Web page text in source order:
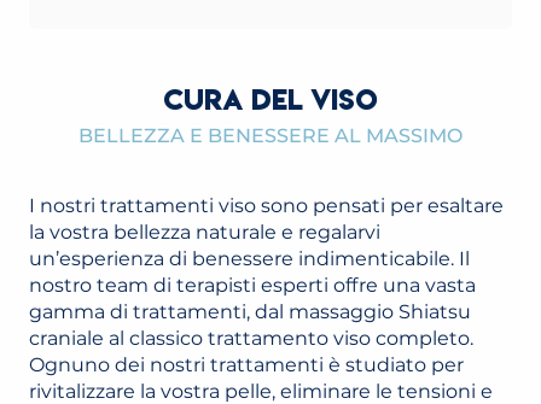
CURA DEL VISO
BELLEZZA E BENESSERE AL MASSIMO
I nostri trattamenti viso sono pensati per esaltare
la vostra bellezza naturale e regalarvi
un’esperienza di benessere indimenticabile. Il
nostro team di terapisti esperti offre una vasta
gamma di trattamenti, dal massaggio Shiatsu
craniale al classico trattamento viso completo.
Ognuno dei nostri trattamenti è studiato per
rivitalizzare la vostra pelle, eliminare le tensioni e